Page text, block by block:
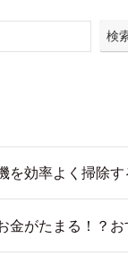
検
を効率よく掃除
金がたまる！？お